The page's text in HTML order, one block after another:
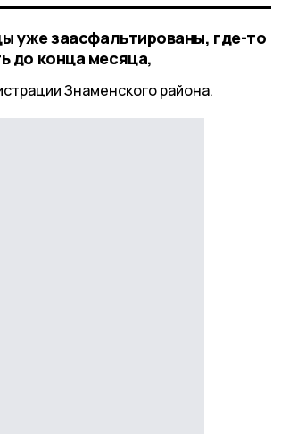
уже заасфальтированы, где-то
до конца месяца,
Знаменского района.